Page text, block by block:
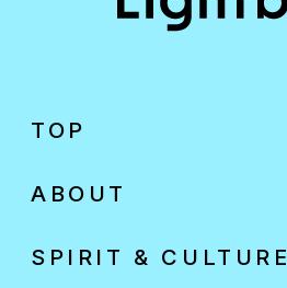
TOP
ABOUT
SPIRIT & CULTURE